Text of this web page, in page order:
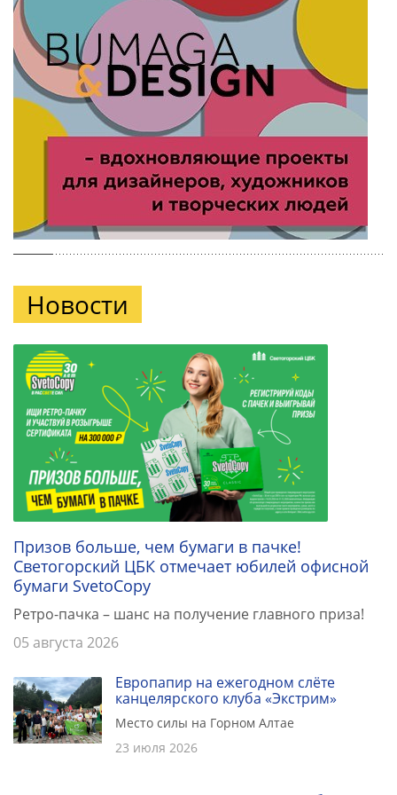
Новости
Призов больше, чем бумаги в пачке!
Светогорский ЦБК отмечает юбилей офисной
бумаги SvetoCopy
Ретро-пачка – шанс на получение главного приза!
05 августа 2026
Европапир на ежегодном слёте
канцелярского клуба «Экстрим»
Место силы на Горном Алтае
23 июля 2026